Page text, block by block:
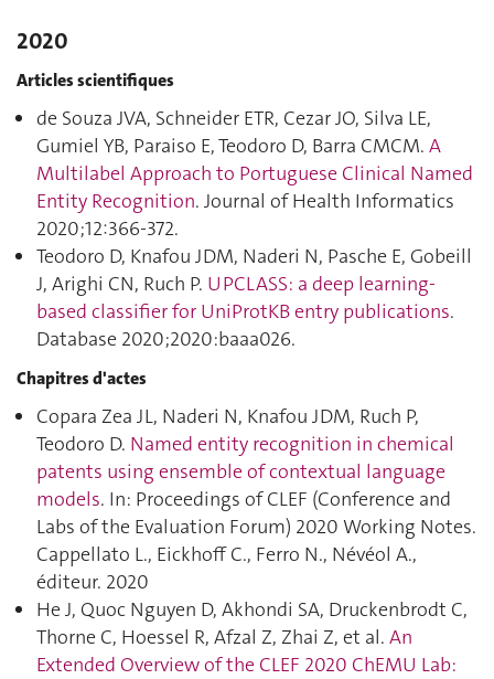
2020
Articles scientifiques
de Souza JVA, Schneider ETR, Cezar JO, Silva LE,
Gumiel YB, Paraiso E, Teodoro D, Barra CMCM. A
Multilabel Approach to Portuguese Clinical Named
Entity Recognition. Journal of Health Informatics
2020;12:366‑372.
Teodoro D, Knafou JDM, Naderi N, Pasche E, Gobeill
J, Arighi CN, Ruch P. UPCLASS: a deep learning-
based classifier for UniProtKB entry publications.
Database 2020;2020:baaa026.
Chapitres d'actes
Copara Zea JL, Naderi N, Knafou JDM, Ruch P,
Teodoro D. Named entity recognition in chemical
patents using ensemble of contextual language
models. In: Proceedings of CLEF (Conference and
Labs of the Evaluation Forum) 2020 Working Notes.
Cappellato L., Eickhoff C., Ferro N., Névéol A.,
éditeur. 2020
He J, Quoc Nguyen D, Akhondi SA, Druckenbrodt C,
Thorne C, Hoessel R, Afzal Z, Zhai Z, et al. An
Extended Overview of the CLEF 2020 ChEMU Lab: